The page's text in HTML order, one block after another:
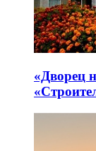
«Дворец